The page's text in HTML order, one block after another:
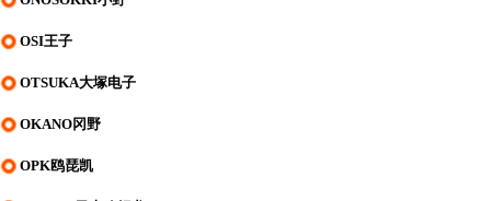
OSI王子
OTSUKA大塚电子
OKANO冈野
OPK鸥琵凯